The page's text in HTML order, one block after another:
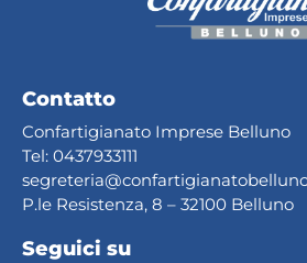
Contatto
Confartigianato Imprese Belluno
Tel: 0437933111
segreteria@confartig
P.le Resistenza, 8 – 32100 Belluno
Seguici su